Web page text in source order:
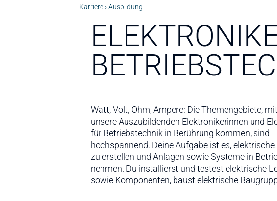
Karriere Ausbildung
Watt, Volt, Ohm, Ampere: Die Themengebiete,
unsere Auszubildenden Elektronikerinnen und
für Betriebstechnik in Berührung kommen, sind
hochspannend. Deine Aufgabe ist es, elektrische
zu erstellen und Anlagen sowie Systeme in
nehmen. Du installierst und testest elektrische
sowie Komponenten, baust elektrische
zusammen und bist für dessen Übergabe
sind unter anderem auch deine
da du mit englischsprachigen Unterlagen arbeitest und viel